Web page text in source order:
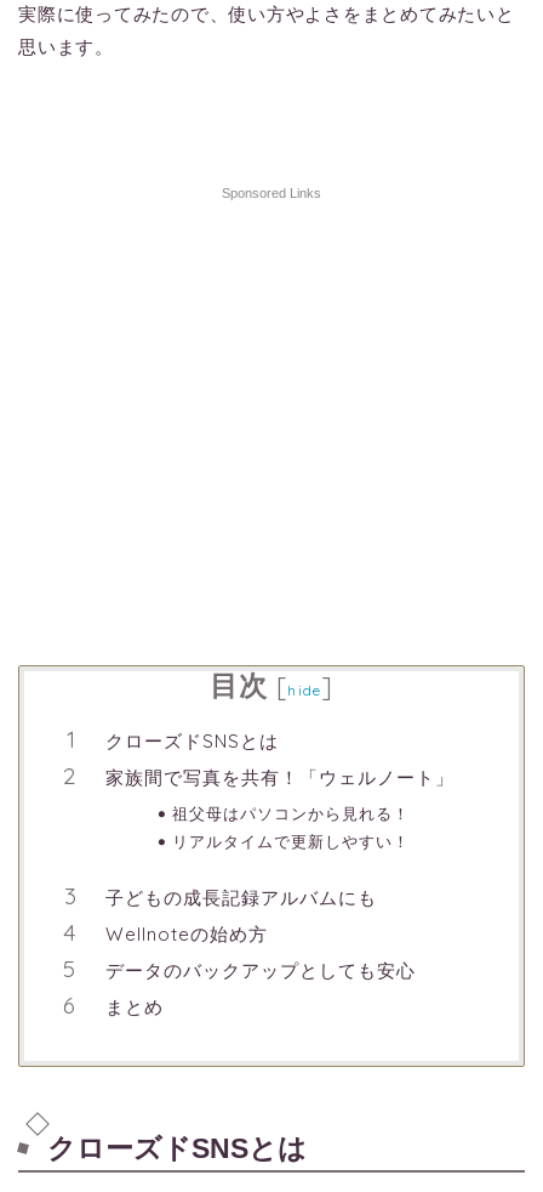
実際に使ってみたので、使い方やよさをまとめてみたいと
思います。
Sponsored Links
目次 [hide]
クローズドSNSとは
家族間で写真を共有！「ウェルノート」
祖父母はパソコンから見れる！
リアルタイムで更新しやすい！
子どもの成長記録アルバムにも
Wellnoteの始め方
データのバックアップとしても安心
まとめ
クローズドSNSとは